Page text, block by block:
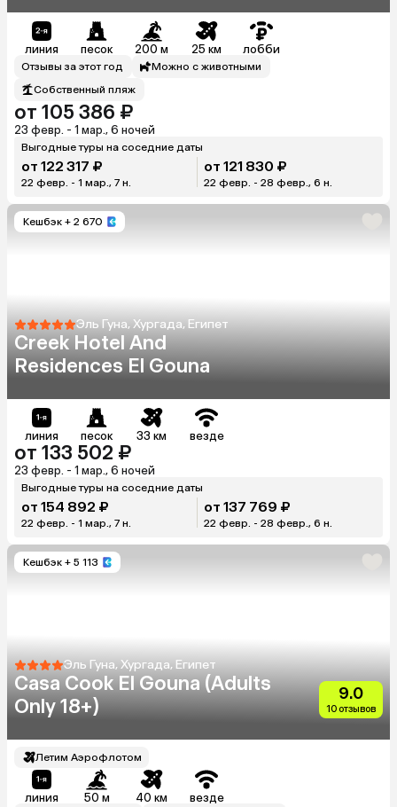
линия песок 200 м 25 км лобби
Отзывы за этот год
Можно с животными
Собственный пляж
от 105 386 ₽
23 февр. - 1 мар., 6 ночей
Выгодные туры на соседние даты
от 122 317 ₽
22 февр. - 1 мар., 7 н.
от 121 830 ₽
22 февр. - 28 февр., 6 н.
Кешбэк + 2 670
Эль Гуна, Хургада, Египет
Creek Hotel And
Residences El Gouna
линия песок 33 км везде
от 133 502 ₽
23 февр. - 1 мар., 6 ночей
Выгодные туры на соседние даты
от 154 892 ₽
22 февр. - 1 мар., 7 н.
от 137 769 ₽
22 февр. - 28 февр., 6 н.
Кешбэк + 5 113
Эль Гуна, Хургада, Египет
Casa Cook El Gouna (Adults
Only 18+)
9.0
10 отзывов
Летим Аэрофлотом
линия 50 м 40 км везде